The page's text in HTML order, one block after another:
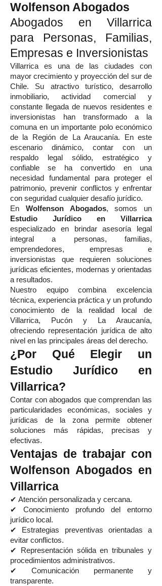
Wolfenson Abogados
Abogados en Villarrica
para Personas, Familias,
Empresas e Inversionistas
Villarrica es una de las ciudades con
mayor crecimiento y proyección del sur de
Chile. Su atractivo turístico, desarrollo
inmobiliario, actividad comercial y
constante llegada de nuevos residentes e
inversionistas han transformado a la
comuna en un importante polo económico
de la Región de La Araucanía. En este
escenario dinámico, contar con un
respaldo legal sólido, estratégico y
confiable se ha convertido en una
necesidad fundamental para proteger el
patrimonio, prevenir conflictos y enfrentar
con seguridad cualquier desafío jurídico.
En Wolfenson Abogados, somos un
Estudio Jurídico en Villarrica
especializado en brindar asesoría legal
integral a personas, familias,
emprendedores, empresas e
inversionistas que requieren soluciones
jurídicas eficientes, modernas y orientadas
a resultados.
Nuestro equipo combina excelencia
técnica, experiencia práctica y un profundo
conocimiento de la realidad local de
Villarrica, Pucón y La Araucanía,
ofreciendo representación jurídica de alto
nivel en las principales áreas del derecho.
¿Por Qué Elegir un
Estudio Jurídico en
Villarrica?
Contar con abogados que comprendan las
particularidades económicas, sociales y
jurídicas de la zona permite obtener
soluciones más rápidas, precisas y
efectivas.
Ventajas de trabajar con
Wolfenson Abogados en
Villarrica
✔ Atención personalizada y cercana.
✔ Conocimiento profundo del entorno
jurídico local.
✔ Estrategias preventivas orientadas a
evitar conflictos.
✔ Representación sólida en tribunales y
procedimientos administrativos.
✔ Comunicación permanente y
transparente.